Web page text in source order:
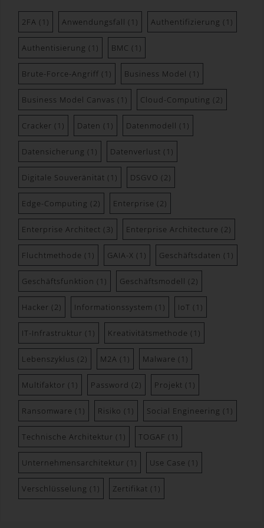
2FA (1) Anwendungsfall (1) Authentifizierung (1)
Authentisierung (1) BMC (1)
Brute-Force-Angriff (1) Business Model (1)
Business Model Canvas (1) Cloud-Computing (2)
Cracker (1) Daten (1) Datenmodell (1)
Datensicherung (1) Datenverlust (1)
Digitale Souveränität (1) DSGVO (2)
Edge-Computing (2) Enterprise (2)
Enterprise Architect (3) Enterprise Architecture (2)
Fluchtmethode (1) GAIA-X (1) Geschäftsdaten (1)
Geschäftsfunktion (1) Geschäftsmodell (2)
Hacker (2) Informationssystem (1) IoT (1)
IT-Infrastruktur (1) Kreativitätsmethode (1)
Lebenszyklus (2) M2A (1) Malware (1)
Multifaktor (1) Password (2) Projekt (1)
Ransomware (1) Risiko (1) Social Engineering (1)
Technische Architektur (1) TOGAF (1)
Unternehmensarchitektur (1) Use Case (1)
Verschlüsselung (1) Zertifikat (1)
beachten ist, dass alle registrierten WordPress-User
automatisch auch bei Gravatar registriert sind. Details
zu Gravatar:https://de.gravatar.com
Hosting
Die von uns in Anspruch genommenen Hosting-
Leistungen dienen der Zurverfügungstellung der
folgenden Leistungen: Infrastruktur- und
Plattformdienstleistungen, Rechenkapazität,
Speicherplatz und Datenbankdienste,
Sicherheitsleistungen sowie technische
Wartungsleistungen, die wir zum Zwecke des Betriebs
dieses Onlineangebotes einsetzen.
Hierbei verarbeiten wir, bzw. unser Hostinganbieter
Bestandsdaten, Kontaktdaten, Inhaltsdaten,
Vertragsdaten, Nutzungsdaten, Meta- und
Kommunikationsdaten von Kunden, Interessenten und
Besuchern dieses Onlineangebotes auf Grundlage
unserer berechtigten Interessen an einer effizienten
und sicheren Zurverfügungstellung dieses
Onlineangebotes gem. Art. 6 Abs. 1 lit. f DSGVO i.V.m.
Art. 28 DSGVO (Abschluss
Auftragsverarbeitungsvertrag).
Routinemäßige Löschung und
Sperrung von personenbezogenen
Daten
Der für die Verarbeitung Verantwortliche verarbeitet
und speichert personenbezogene Daten der
betroffenen Person nur für den Zeitraum, der zur
Erreichung des Speicherungszwecks erforderlich ist
oder sofern dies durch den Europäischen Richtlinien-
und Verordnungsgeber oder einen anderen
Gesetzgeber in Gesetzen oder Vorschriften, welchen
der für die Verarbeitung Verantwortliche unterliegt,
vorgesehen wurde.